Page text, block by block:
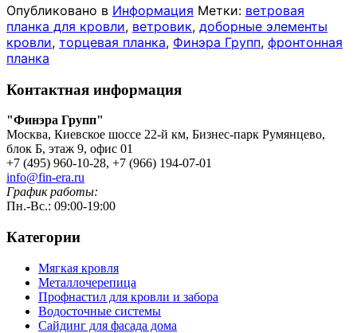
Опубликовано в Информация Метки: ветровая
планка для кровли, ветровик, доборные элементы
кровли, торцевая планка, Финэра Групп, фронтонная
планка
Контактная информация
"Финэра Групп"
Москва, Киевское шоссе 22-й км, Бизнес-парк Румянцево,
блок Б, этаж 9, офис 01
+7 (495) 960-10-28, +7 (966) 194-07-01
info@fin-era.ru
График работы:
Пн.-Вс.: 09:00-19:00
Категории
Мягкая кровля
Металлочерепица
Профнастил для кровли и забора
Водосточные системы
Сайдинг для фасада дома